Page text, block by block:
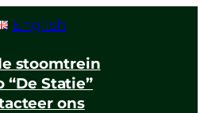
English
stoomtrein
“De Statie”
ons